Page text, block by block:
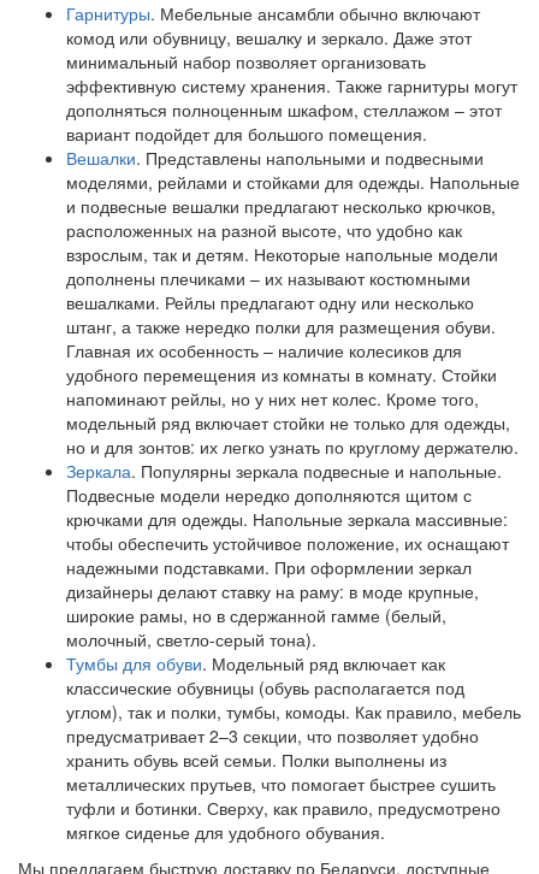
Гарнитуры. Мебельные ансамбли обычно включают
комод или обувницу, вешалку и зеркало. Даже этот
минимальный набор позволяет организовать
эффективную систему хранения. Также гарнитуры могут
дополняться полноценным шкафом, стеллажом – этот
вариант подойдет для большого помещения.
Вешалки. Представлены напольными и подвесными
моделями, рейлами и стойками для одежды. Напольные
и подвесные вешалки предлагают несколько крючков,
расположенных на разной высоте, что удобно как
взрослым, так и детям. Некоторые напольные модели
дополнены плечиками – их называют костюмными
вешалками. Рейлы предлагают одну или несколько
штанг, а также нередко полки для размещения обуви.
Главная их особенность – наличие колесиков для
удобного перемещения из комнаты в комнату. Стойки
напоминают рейлы, но у них нет колес. Кроме того,
модельный ряд включает стойки не только для одежды,
но и для зонтов: их легко узнать по круглому держателю.
Зеркала. Популярны зеркала подвесные и напольные.
Подвесные модели нередко дополняются щитом с
крючками для одежды. Напольные зеркала массивные:
чтобы обеспечить устойчивое положение, их оснащают
надежными подставками. При оформлении зеркал
дизайнеры делают ставку на раму: в моде крупные,
широкие рамы, но в сдержанной гамме (белый,
молочный, светло-серый тона).
Тумбы для обуви. Модельный ряд включает как
классические обувницы (обувь располагается под
углом), так и полки, тумбы, комоды. Как правило, мебель
предусматривает 2–3 секции, что позволяет удобно
хранить обувь всей семьи. Полки выполнены из
металлических прутьев, что помогает быстрее сушить
туфли и ботинки. Сверху, как правило, предусмотрено
мягкое сиденье для удобного обувания.
Мы предлагаем быструю доставку по Беларуси, доступные